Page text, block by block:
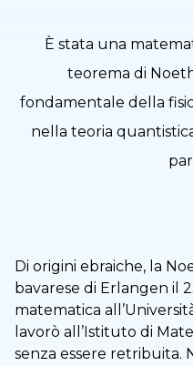
È stata una
teorema di
fondamentale della
nella teoria
Di origini ebraiche, la
bavarese di Erlangen il
matematica
lavorò all’Istituto di
senza essere retribuita.